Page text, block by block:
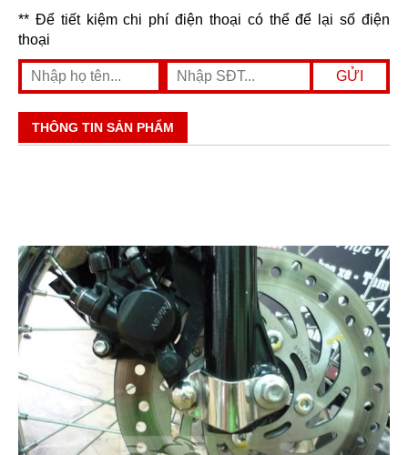
** Để tiết kiệm chi phí điện thoại có thể để lại số điện
thoại
THÔNG TIN SẢN PHẨM